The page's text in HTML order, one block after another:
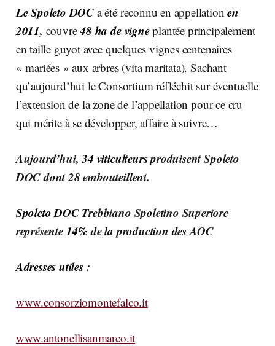
Le Spoleto DOC a été reconnu en appellationen
2011, couvre48 ha de vigneplantée principalement
en taille guyot avec quelques vignes centenaires
« mariées » aux arbres (vita maritata). Sachant
qu’aujourd’hui le Consortium réfléchit sur éventuelle
l’extension de la zone de l’appellation pour ce cru
qui mérite à se développer, affaire à suivre…
Aujourd’hui,34 viticulteursproduisent Spoleto
DOC dont 28 embouteillent.
Spoleto DOCTrebbiano Spoletino Superiore
représente14%de la production des AOC
Adresses utiles :
www.consorziomontefalco.it
www.antonellisanmarco.it